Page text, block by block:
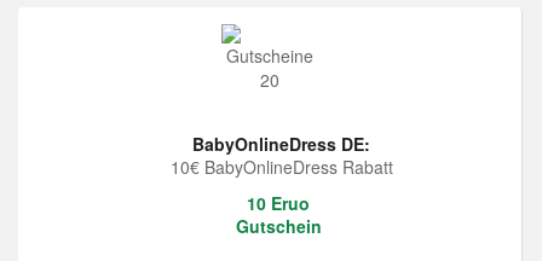
BabyOnlineDress DE:
10€ BabyOnlineDress Rabatt
10 Eruo
Gutschein